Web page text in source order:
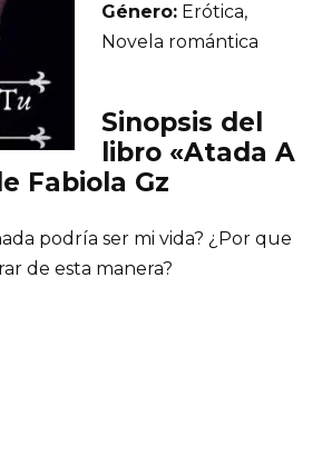
Género: Erótica,
Novela romántica
Sinopsis del
libro «Atada A
Fabiola Gz
podría ser mi vida? ¿Por que
de esta manera?